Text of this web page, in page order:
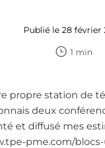
Publié le 28 février
1 min
propre station de
deux
et diffusé mes
pme.com/